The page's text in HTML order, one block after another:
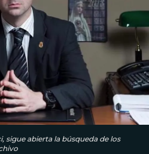
sigue abierta la búsqueda de los